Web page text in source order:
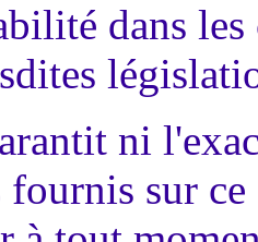
dans
ni
fournis sur